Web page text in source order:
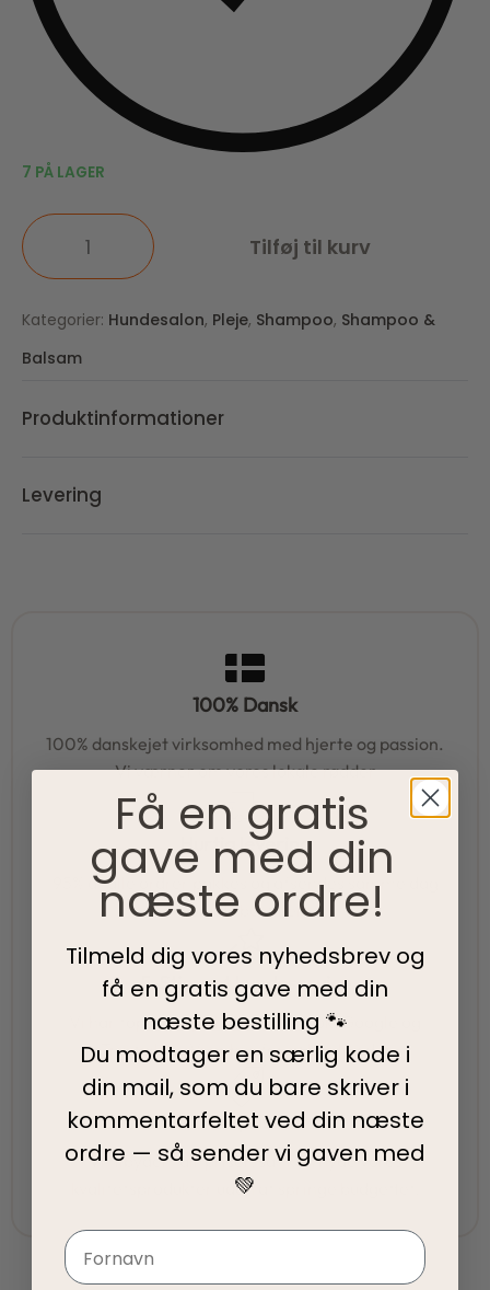
7 PÅ LAGER
Tilføj til kurv
Kategorier: Hundesalon, Pleje, Shampoo, Shampoo &
Balsam
Produktinformationer
Levering
100% Dansk
100% danskejet virksomhed med hjerte og passion.
Vi værner om vores lokale rødder
Hurtig levering
95% af alle ordrer pakkes og afsendes samme dag
som du bestiller.
5-Stjernet kundeservice
Vi har topscore på både Facebook, Google og
Trustpilot - Vi er her for at hjælpe dig
Fair priser
Vi tilbyder fair priser, så I kan nyde vores
kvalitetsprodukter uden at springe budgettet.
Få en gratis
gave med din
næste ordre!
Tilmeld dig vores nyhedsbrev og
få en gratis gave med din
næste bestilling 🐾
Du modtager en særlig kode i
din mail, som du bare skriver i
kommentarfeltet ved din næste
ordre — så sender vi gaven med
💚
Navn